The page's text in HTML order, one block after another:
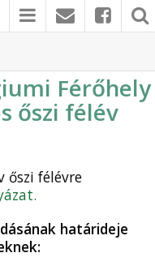
Férőhely
őszi félév
őszi félévre
határideje